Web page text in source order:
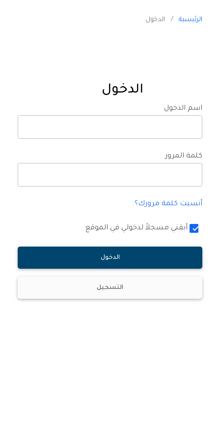
الرئيسية / الدخول
الدخول
اسم الدخول
كلمة المرور
أنسيت كلمة مرورك؟
أبقني مسجلاً لدخولي في الموقع
الدخول
التسجيل